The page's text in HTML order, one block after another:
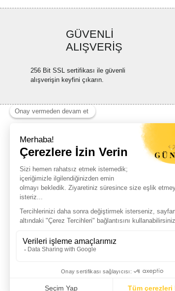
GÜVENLİ
ALIŞVERİŞ
256 Bit SSL sertifikası ile güvenli
alışverişin keyfini çıkarın.